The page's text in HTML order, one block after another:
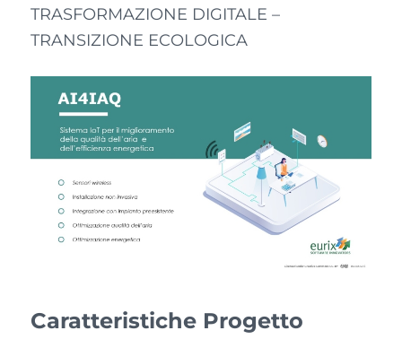
TRASFORMAZIONE DIGITALE –
TRANSIZIONE ECOLOGICA
Caratteristiche Progetto